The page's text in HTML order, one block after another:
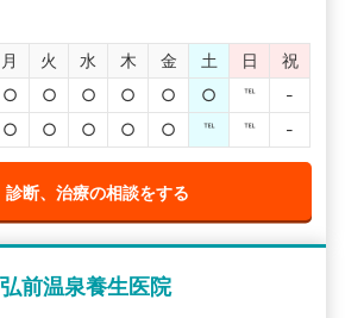
月 火 水 木 金 土 日
祝
○ ○ ○ ○ ○ ○ ℡
-
○ ○ ○ ○ ○ ℡ ℡ -
診断、治療の相談をする
前温泉養生医院